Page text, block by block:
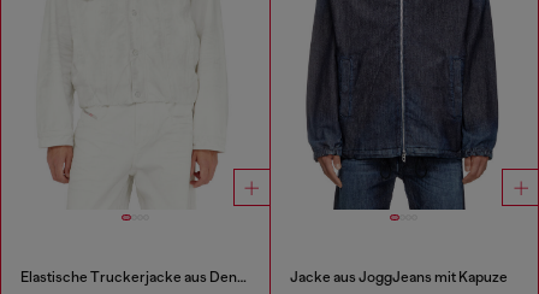
Elastische Truckerjacke aus Denim Jacke aus JoggJeans mit Kapuze